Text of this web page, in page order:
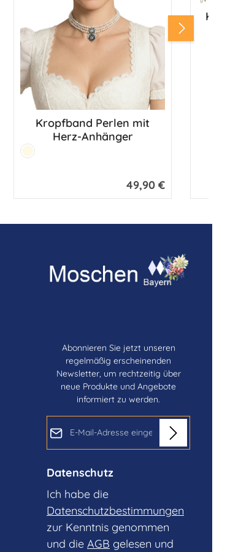
Kropfband Perlen mit
Herz-Anhänger
Farbe:
Creme
Regulärer Preis:
49,90 €
Abonnieren Sie jetzt unseren
regelmäßig erscheinenden
Newsletter, um rechtzeitig über
neue Produkte und Angebote
informiert zu werden.
E-Mail-Adresse*
Datenschutz
Ich habe die
Datenschutzbestimmungen
zur Kenntnis genommen
und die AGB gelesen und